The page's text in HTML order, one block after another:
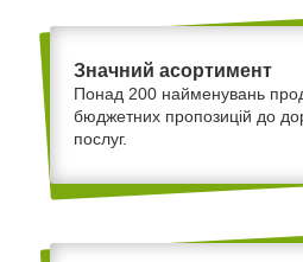
Значний асортимент
Понад 200 найменувань
бюджетних пропозицій до
послуг.